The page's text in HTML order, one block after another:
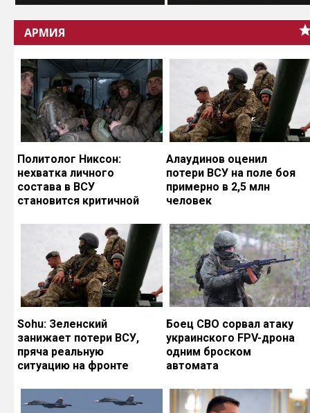
АРМИЯ
Политолог Никсон:
нехватка личного
состава в ВСУ
становится критичной
Алаудинов оценил
потери ВСУ на поле боя
примерно в 2,5 млн
человек
Sohu: Зеленский
занижает потери ВСУ,
пряча реальную
ситуацию на фронте
Боец СВО сорвал атаку
украинского FPV-дрона
одним броском
автомата